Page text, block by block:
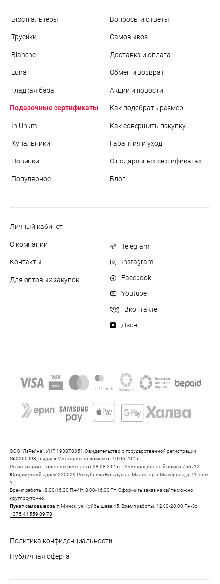
Бюстгальтеры
Трусики
Blanche
Luna
Гладкая база
Подарочные сертификаты
In Unum
Купальники
Новинки
Популярное
Вопросы и ответы
Самовывоз
Доставка и оплата
Обмен и возврат
Акции и новости
Как подобрать размер
Как совершить покупку
Гарантия и уход
О подарочных сертификатах
Блог
Личный кабинет
О компании
Контакты
Для оптовых закупок
Telegram
Instagram
Facebook
Youtube
Вконтакте
Дзен
ООО "ЛаРейна". УНП 193878351. Свидетельство о государственной регистрации
№ 0260098, выдано Мингорисполкомом от 10.06.2025
Регистрация в торговом реестре от 28.08.2025 г. Регистрационный номер 756712
Юридический адрес: 220029 Республика Беларусь, г. Минск, пр-т Машерова, д. 11, пом.
1
Время работы: 8.00-16.30 Пн-Чт, 8.00-16.00 Пт. Оформить заказ на сайте можно
круглосуточно.
Пункт самовывоза: г. Минск, ул. Куйбышева,45. Время работы: 12.00-20.00 Пн-Вс.
+375 44 559 89 78
Политика конфиденциальности
Публичная оферта